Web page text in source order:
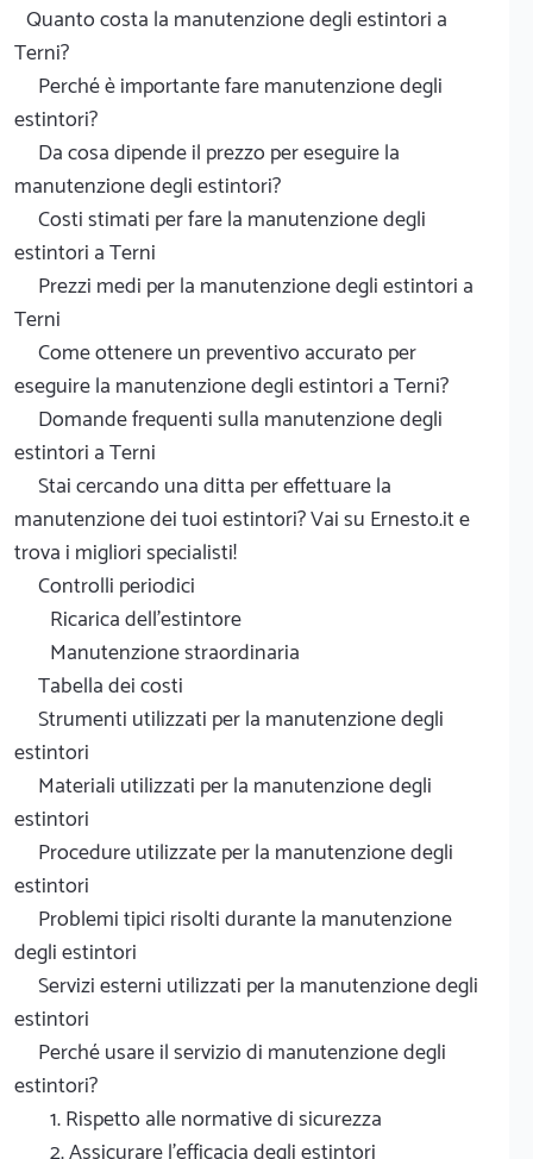
Quanto costa la manutenzione degli estintori a
Terni?
Perché è importante fare manutenzione degli
estintori?
Da cosa dipende il prezzo per eseguire la
manutenzione degli estintori?
Costi stimati per fare la manutenzione degli
estintori a Terni
Prezzi medi per la manutenzione degli estintori a
Terni
Come ottenere un preventivo accurato per
eseguire la manutenzione degli estintori a Terni?
Domande frequenti sulla manutenzione degli
estintori a Terni
Stai cercando una ditta per effettuare la
manutenzione dei tuoi estintori? Vai su Ernesto.it e
trova i migliori specialisti!
Controlli periodici
Ricarica dell'estintore
Manutenzione straordinaria
Tabella dei costi
Strumenti utilizzati per la manutenzione degli
estintori
Materiali utilizzati per la manutenzione degli
estintori
Procedure utilizzate per la manutenzione degli
estintori
Problemi tipici risolti durante la manutenzione
degli estintori
Servizi esterni utilizzati per la manutenzione degli
estintori
Perché usare il servizio di manutenzione degli
estintori?
1. Rispetto alle normative di sicurezza